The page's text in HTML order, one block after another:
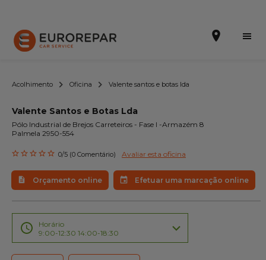
Efetuar uma marcação online
Orçamento online
A marca
Promoções
Noticias
Acolhimento Oficina Valente santos e botas lda
Valente Santos e Botas Lda
Pólo Industrial de Brejos Carreteiros - Fase l -Armazém 8
Palmela 2950-554
0/5 (0 Comentário) Avaliar esta oficina
Orçamento online Efetuar uma marcação online
Horário
9:00-12:30 14:00-18:30